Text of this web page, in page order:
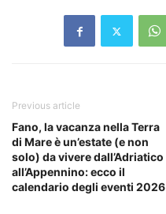
Previous article
Fano, la vacanza nella Terra
di Mare è un’estate (e non
solo) da vivere dall’Adriatico
all’Appennino: ecco il
calendario degli eventi 2026